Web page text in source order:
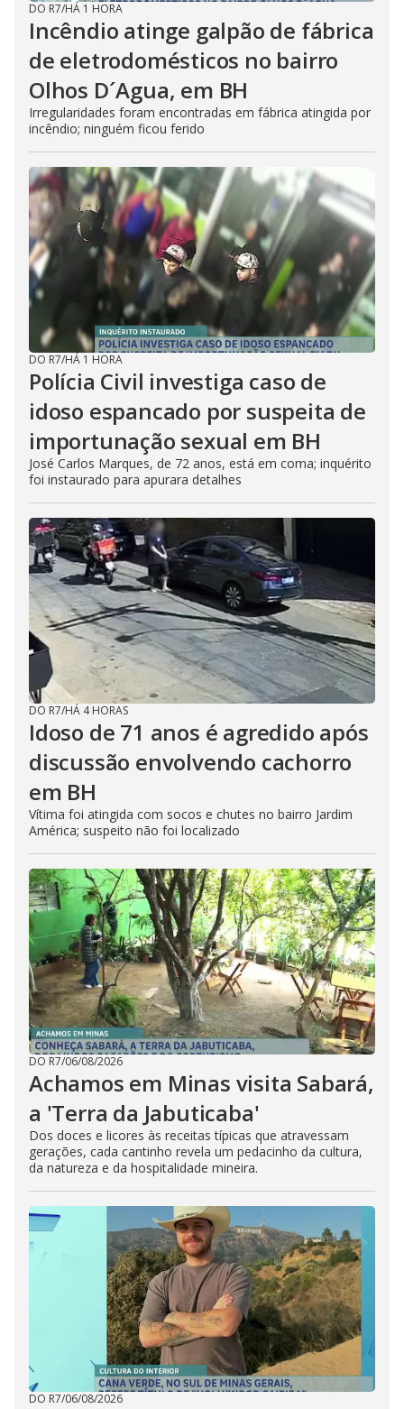
DO R7/HÁ 1 HORA
Incêndio atinge galpão de fábrica
de eletrodomésticos no bairro
Olhos D´Agua, em BH
Irregularidades foram encontradas em fábrica atingida por
incêndio; ninguém ficou ferido
DO R7/HÁ 1 HORA
Polícia Civil investiga caso de
idoso espancado por suspeita de
importunação sexual em BH
José Carlos Marques, de 72 anos, está em coma; inquérito
foi instaurado para apurara detalhes
DO R7/HÁ 4 HORAS
Idoso de 71 anos é agredido após
discussão envolvendo cachorro
em BH
Vítima foi atingida com socos e chutes no bairro Jardim
América; suspeito não foi localizado
DO R7/06/08/2026
Achamos em Minas visita Sabará,
a 'Terra da Jabuticaba'
Dos doces e licores às receitas típicas que atravessam
gerações, cada cantinho revela um pedacinho da cultura,
da natureza e da hospitalidade mineira.
DO R7/06/08/2026